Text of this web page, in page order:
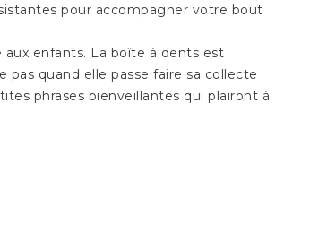
pour accompagner votre bout
enfants. La boîte à dents est
quand elle passe faire sa collecte
phrases bienveillantes qui plairont à